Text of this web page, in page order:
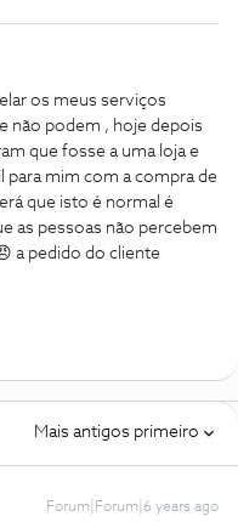
os meus serviços
não podem , hoje depois
que fosse a uma loja e
mim com a compra de
que isto é normal é
as pessoas não percebem
a pedido do cliente
Mais antigos primeiro
Forum|Forum|6 years ago